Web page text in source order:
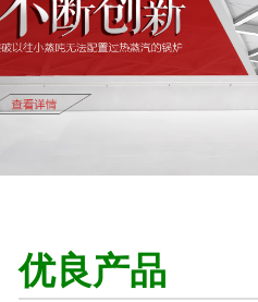
优良产品